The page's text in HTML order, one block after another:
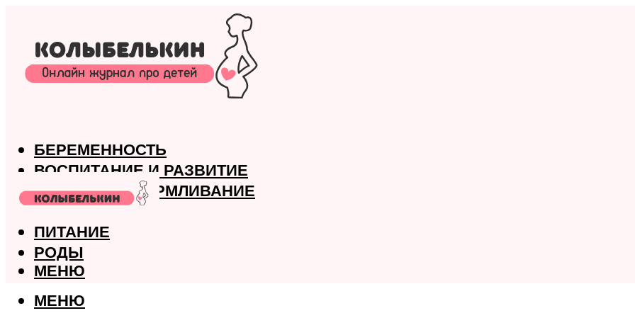
БЕРЕМЕННОСТЬ
ВОСПИТАНИЕ И РАЗВИТИЕ
ГРУДНОЕ ВСКАРМЛИВАНИЕ
ЗДОРОВЬЕ
ПИТАНИЕ
РОДЫ
МЕНЮ
МЕНЮ